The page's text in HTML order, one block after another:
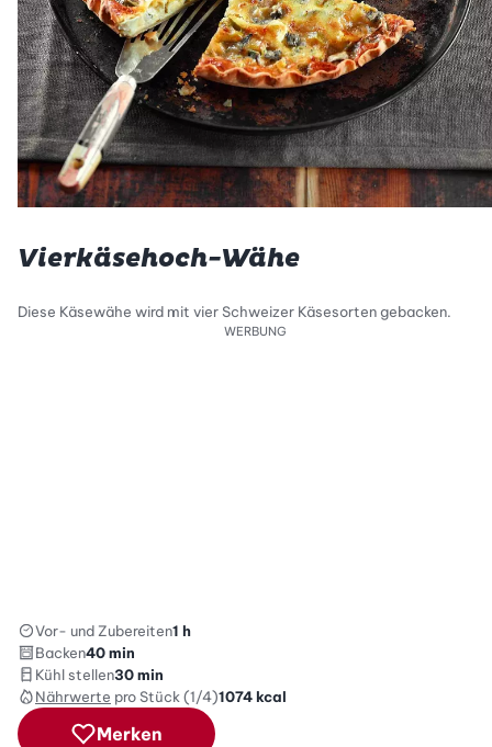
Vierkäsehoch-Wähe
Diese Käsewähe wird mit vier Schweizer Käsesorten gebacken.
WERBUNG
Vor- und Zubereiten1 h
Backen40 min
Kühl stellen30 min
Nährwerte pro Stück (1/4)1074kcal
Merken